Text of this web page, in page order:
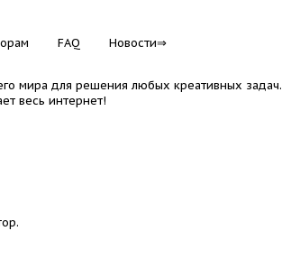
FAQ Новости
мира для решения любых креативных задач.
весь интернет!